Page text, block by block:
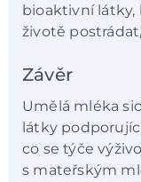
bioaktivní látky,
životě
Závěr
Umělá mléka
látky
co se týče
s mateřským